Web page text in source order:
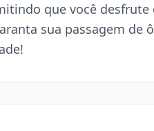
que você desfrute
sua passagem de